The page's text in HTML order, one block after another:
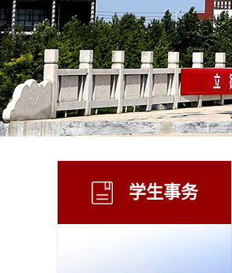
学生事务